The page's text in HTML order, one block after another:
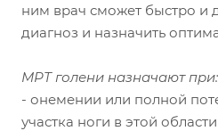
ним врач сможет быстро и
диагноз и назначить
МРТ голени назначают при:
- онемении или полной
участка ноги в этой области